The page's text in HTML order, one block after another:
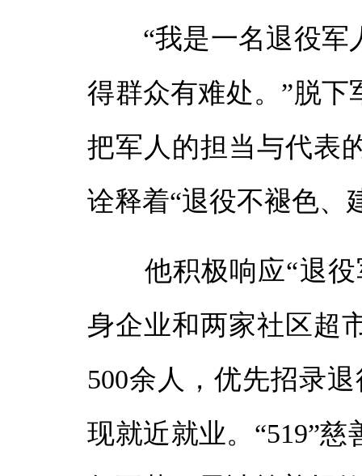
“我是一名退役军
得群众有难处。”脱
把军人的担当与代表
诠释着“退役不褪色、
他积极响应“退役
身企业和两家社区超
500余人，优先招录
现就近就业。“519”